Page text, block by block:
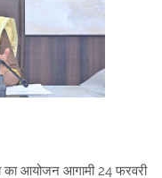
का आयोजन आगामी 24 फरवरी